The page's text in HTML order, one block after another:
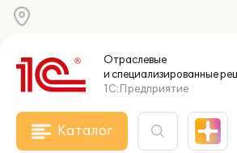
Отраслевые
и специализированные
1С:Предприятие
Каталог